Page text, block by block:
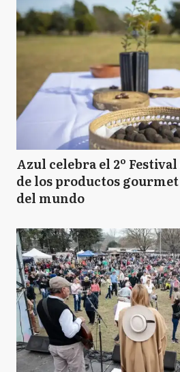
Azul celebra el 2º
de los productos
del mundo